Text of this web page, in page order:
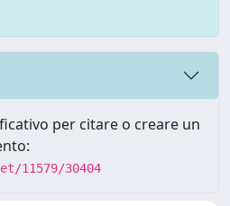
per citare o creare un
11579/30404